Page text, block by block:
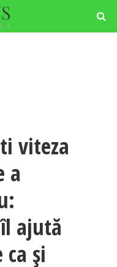
viteza
a
ajută
și